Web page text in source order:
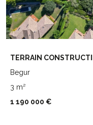
TERRAIN
Begur
3 m²
1 190 000 €